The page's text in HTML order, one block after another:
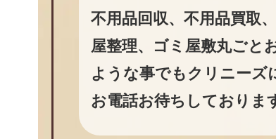
不用品回収、不用品買取
屋整理、ゴミ屋敷丸ごと
ような事でもクリニーズ
お電話お待ちしておりま